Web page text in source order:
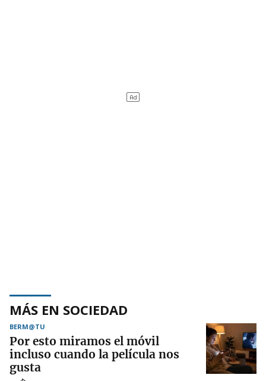
MÁS EN SOCIEDAD
BERM@TU
Por esto miramos el móvil
incluso cuando la película nos
gusta